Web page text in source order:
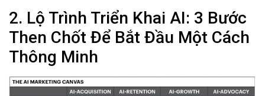
2. Lộ Trình Triển Khai AI: 3 Bước
Then Chốt Để Bắt Đầu Một Cách
Thông Minh